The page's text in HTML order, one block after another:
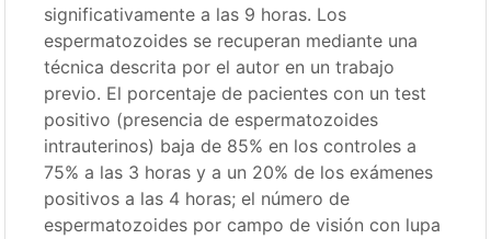
significativamente a las 9 horas. Los
espermatozoides se recuperan mediante una
técnica descrita por el autor en un trabajo
previo. El porcentaje de pacientes con un test
positivo (presencia de espermatozoides
intrauterinos) baja de 85% en los controles a
75% a las 3 horas y a un 20% de los exámenes
positivos a las 4 horas; el número de
espermatozoides por campo de visión con lupa